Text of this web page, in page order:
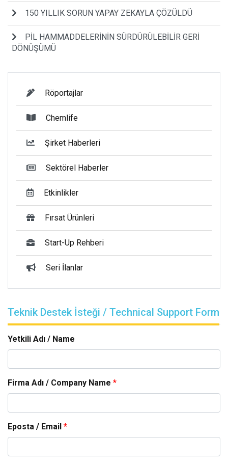
150 YILLIK SORUN YAPAY ZEKAYLA ÇÖZÜLDÜ
PİL HAMMADDELERİNİN SÜRDÜRÜLEBİLİR GERİ
DÖNÜŞÜMÜ
Röportajlar
Chemlife
Şirket Haberleri
Sektörel Haberler
Etkinlikler
Fırsat Ürünleri
Start-Up Rehberi
Seri İlanlar
Teknik Destek İsteği / Technical Support Form
Yetkili Adı / Name
Firma Adı / Company Name *
Eposta / Email *